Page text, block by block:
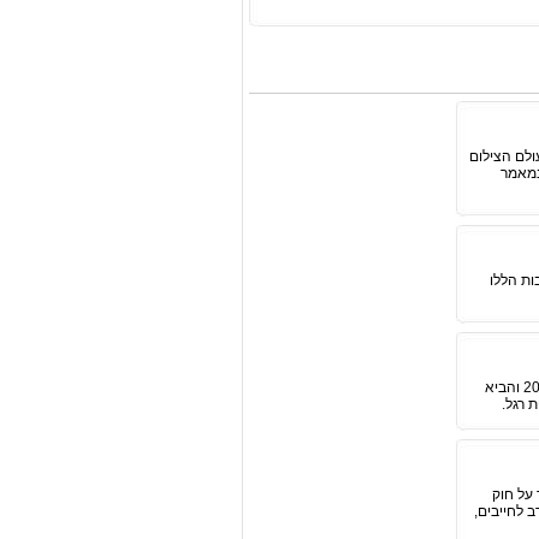
הצילום
הללו
אחד החוקים הכי משמעותיים מבחינה פיננסית עבור בעלי עסקים רבים (אך גם שכירים או מובטלים) נחקק ב 2019 והביא
רגל.
על חוק
לחייבים,